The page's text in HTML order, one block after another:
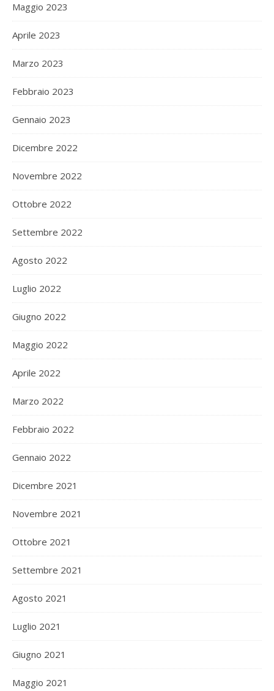
Maggio 2023
Aprile 2023
Marzo 2023
Febbraio 2023
Gennaio 2023
Dicembre 2022
Novembre 2022
Ottobre 2022
Settembre 2022
Agosto 2022
Luglio 2022
Giugno 2022
Maggio 2022
Aprile 2022
Marzo 2022
Febbraio 2022
Gennaio 2022
Dicembre 2021
Novembre 2021
Ottobre 2021
Settembre 2021
Agosto 2021
Luglio 2021
Giugno 2021
Maggio 2021